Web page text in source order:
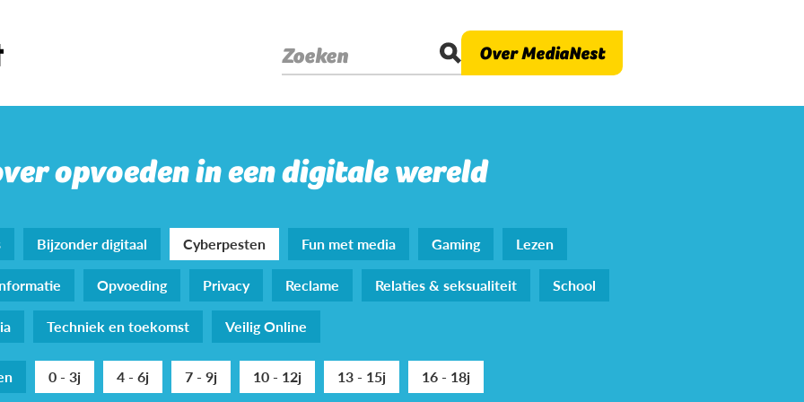
Zoeken Over MediaNest
opvoeden in een digitale wereld
Bijzonder digitaal Cyberpesten Fun met media Gaming
Lezen
Opvoeding Privacy Reclame Relaties & seksualiteit
School
Techniek en toekomst Veilig Online
0 - 3j 4 - 6j 7 - 9j 10 - 12j 13 - 15j 16 - 18j